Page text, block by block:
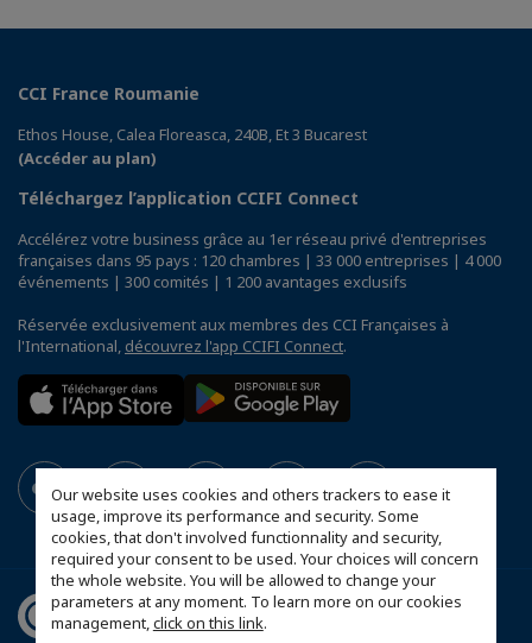
Our website uses cookies and others trackers to ease it
usage, improve its performance and security. Some
cookies, that don't involved functionnality and security,
required your consent to be used. Your choices will concern
the whole website. You will be allowed to change your
parameters at any moment. To learn more on our cookies
management,click on this link.
CCI France Roumanie
Ethos House, Calea Floreasca, 240B, Et 3 Bucarest
(Accéder au plan)
Téléchargez l’application CCIFI Connect
Accélérez votre business grâce au 1er réseau privé d'entreprises
françaises dans 95 pays : 120 chambres | 33 000 entreprises | 4 000
événements | 300 comités | 1 200 avantages exclusifs
Réservée exclusivement aux membres des CCI Françaises à
l'International, découvrez l'app CCIFI Connect.